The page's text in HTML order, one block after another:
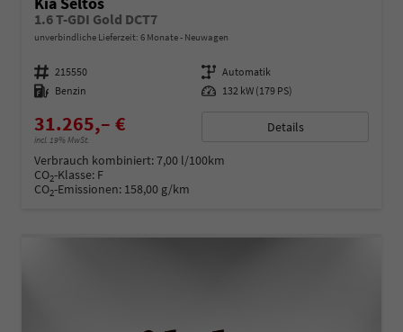
1.6 T-GDI Gold DCT7
unverbindliche Lieferzeit: 6 Monate Neuwagen
Fahrzeugnummer 215550 Getriebe Automatik
Kraftstoff Benzin Leistung 132 kW (179 PS)
31.265,– €
incl. 19% MwSt.
Details
Verbrauch kombiniert:7,00 l/100km
CO2-Klasse: F
CO2-Emissionen: 158,00 g/km